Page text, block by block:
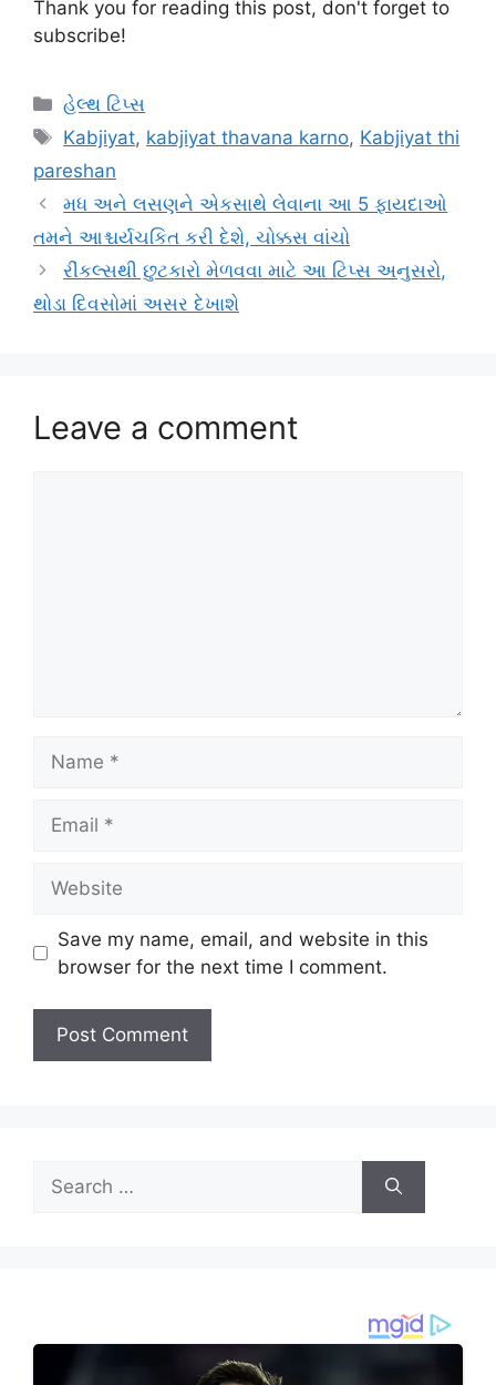
Thank you for reading this post, don't forget to
subscribe!
Categories
હેલ્થ ટિપ્સ
Tags
Kabjiyat, kabjiyat thavana karno, Kabjiyat thi
pareshan
મધ અને લસણને એકસાથે લેવાના આ 5 ફાયદાઓ
તમને આશ્ચર્યચકિત કરી દેશે, ચોક્કસ વાંચો
રીંકલ્સથી છુટકારો મેળવવા માટે આ ટિપ્સ અનુસરો,
થોડા દિવસોમાં અસર દેખાશે
Leave a comment
Save my name, email, and website in this
browser for the next time I comment.
Search
for: